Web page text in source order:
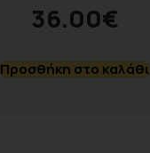
36.00€
Προσθήκη στο καλάθι